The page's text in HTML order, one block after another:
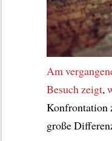
Am
Besuch zeigt,
Konfrontation
große